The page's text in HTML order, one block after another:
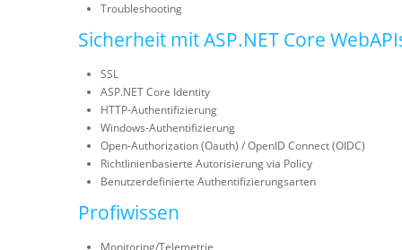
Troubleshooting
Sicherheit mit ASP.NET Core
SSL
ASP.NET Core Identity
HTTP-Authentifizierung
Windows-Authentifizierung
Open-Authorization (Oauth) / OpenID Connect (OIDC)
Richtlinienbasierte Autorisierung via Policy
Benutzerdefinierte Authentifizierungsarten
Profiwissen
Monitoring/Telemetrie